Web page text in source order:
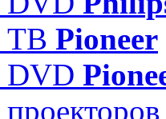
ТВ Pioneer
DVD